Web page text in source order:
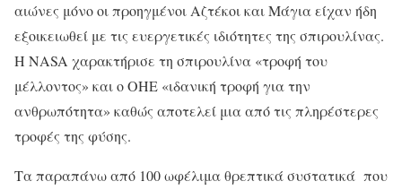
αιώνες μόνο οι προηγμένοι Αζτέκοι και Μάγια είχαν ήδη
εξοικειωθεί με τις ευεργετικές ιδιότητες της σπιρουλίνας.
H NASA χαρακτήρισε τη σπιρουλίνα «τροφή του
μέλλοντος» και ο OHE «ιδανική τροφή για την
ανθρωπότητα» καθώς αποτελεί μια από τις πληρέστερες
τροφές της φύσης.
Τα παραπάνω από 100 ωφέλιμα θρεπτικά συστατικά που